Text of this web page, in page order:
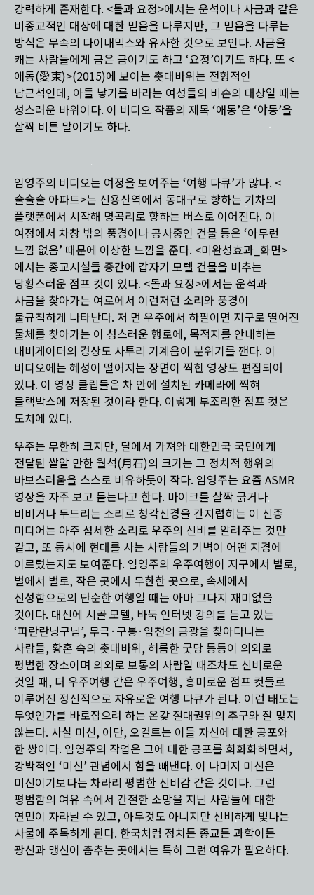
강력하게 존재한다. <돌과 요정>에서는 운석이나 사금과 같은
비종교적인 대상에 대한 믿음을 다루지만, 그 믿음을 다루는
방식은 무속의 다이내믹스와 유사한 것으로 보인다. 사금을
캐는 사람들에게 금은 금이기도 하고 ‘요정’이기도 하다. 또 <
애동(愛東)>(2015)에 보이는 촛대바위는 전형적인
남근석인데, 아들 낳기를 바라는 여성들의 비손의 대상일 때는
성스러운 바위이다. 이 비디오 작품의 제목 ‘애동’은 ‘야동’을
살짝 비튼 말이기도 하다.
임영주의 비디오는 여정을 보여주는 ‘여행 다큐’가 많다. <
술술술 아파트>는 신용산역에서 동대구로 향하는 기차의
플랫폼에서 시작해 명곡리로 향하는 버스로 이어진다. 이
여정에서 차창 밖의 풍경이나 공사중인 건물 등은 ‘아무런
느낌 없음’ 때문에 이상한 느낌을 준다. <미완성효과_화면>
에서는 종교시설들 중간에 갑자기 모텔 건물을 비추는
당황스러운 점프 컷이 있다. <돌과 요정>에서는 운석과
사금을 찾아가는 여로에서 이런저런 소리와 풍경이
불규칙하게 나타난다. 저 먼 우주에서 하필이면 지구로 떨어진
물체를 찾아가는 이 성스러운 행로에, 목적지를 안내하는
내비게이터의 경상도 사투리 기계음이 분위기를 깬다. 이
비디오에는 혜성이 떨어지는 장면이 찍힌 영상도 편집되어
있다. 이 영상 클립들은 차 안에 설치된 카메라에 찍혀
블랙박스에 저장된 것이라 한다. 이렇게 부조리한 점프 컷은
도처에 있다.
우주는 무한히 크지만, 달에서 가져와 대한민국 국민에게
전달된 쌀알 만한 월석(月石)의 크기는 그 정치적 행위의
바보스러움을 스스로 비유하듯이 작다. 임영주는 요즘 ASMR
영상을 자주 보고 듣는다고 한다. 마이크를 살짝 긁거나
비비거나 두드리는 소리로 청각신경을 간지럽히는 이 신종
미디어는 아주 섬세한 소리로 우주의 신비를 알려주는 것만
같고, 또 동시에 현대를 사는 사람들의 기벽이 어떤 지경에
이르렀는지도 보여준다. 임영주의 우주여행이 지구에서 별로,
별에서 별로, 작은 곳에서 무한한 곳으로, 속세에서
신성함으로의 단순한 여행일 때는 아마 그다지 재미없을
것이다. 대신에 시골 모텔, 바둑 인터넷 강의를 듣고 있는
‘파란란닝구님’, 무극·구봉·임천의 금광을 찾아다니는
사람들, 황혼 속의 촛대바위, 허름한 굿당 등등이 의외로
평범한 장소이며 의외로 보통의 사람일 때조차도 신비로운
것일 때, 더 우주여행 같은 우주여행, 흥미로운 점프 컷들로
이루어진 정신적으로 자유로운 여행 다큐가 된다. 이런 태도는
무엇인가를 바로잡으려 하는 온갖 절대권위의 추구와 잘 맞지
않는다. 사실 미신, 이단, 오컬트는 이들 자신에 대한 공포와
한 쌍이다. 임영주의 작업은 그에 대한 공포를 희화화하면서,
강박적인 ‘미신’ 관념에서 힘을 빼낸다. 이 나머지 미신은
미신이기보다는 차라리 평범한 신비감 같은 것이다. 그런
평범함의 여유 속에서 간절한 소망을 지닌 사람들에 대한
연민이 자라날 수 있고, 아무것도 아니지만 신비하게 빛나는
사물에 주목하게 된다. 한국처럼 정치든 종교든 과학이든
광신과 맹신이 춤추는 곳에서는 특히 그런 여유가 필요하다.